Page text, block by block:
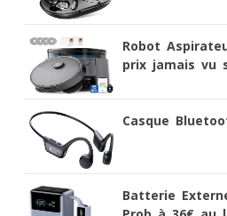
Robot
prix jamais vu
Casque
Batterie